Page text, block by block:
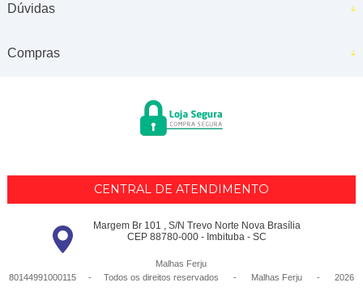
Dúvidas
Compras
CENTRAL DE ATENDIMENTO
Margem Br 101 , S/N Trevo Norte Nova Brasília
CEP 88780-000 - Imbituba - SC
Malhas Ferju
80144991000115 - Todos os direitos reservados
- Malhas Ferju - 2026